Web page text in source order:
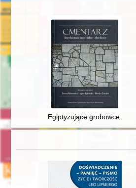
Egiptyzujące grobowce na